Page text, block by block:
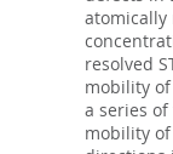
atomically
resolved
mobility
a series
mobility of